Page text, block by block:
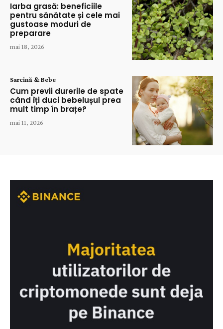
Iarba grasă: beneficiile
pentru sănătate și cele mai
gustoase moduri de
preparare
mai 18, 2026
Sarcină & Bebe
Cum previi durerile de spate
când îți duci bebelușul prea
mult timp în brațe?
mai 11, 2026